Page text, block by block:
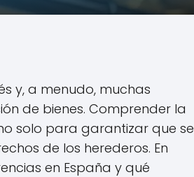
y, a menudo, muchas
de bienes. Comprender la
solo para garantizar que se
de los herederos. En
en España y qué